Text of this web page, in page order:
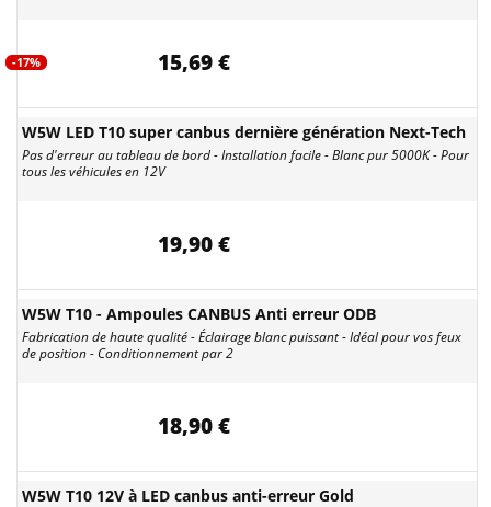
-17% 15,69 €
W5W LED T10 super canbus dernière génération Next-Tech
Pas d'erreur au tableau de bord - Installation facile - Blanc pur 5000K - Pour
tous les véhicules en 12V
19,90 €
W5W T10 - Ampoules CANBUS Anti erreur ODB
Fabrication de haute qualité - Éclairage blanc puissant - Idéal pour vos feux
de position - Conditionnement par 2
18,90 €
W5W T10 12V à LED canbus anti-erreur Gold